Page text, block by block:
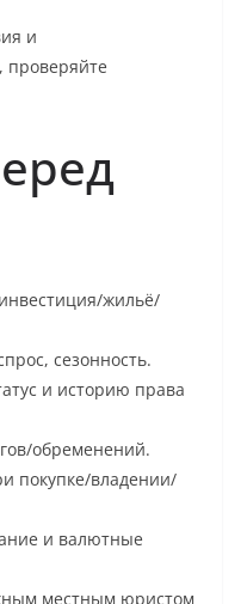
и
проверяйте
жильё/
сезонность.
и историю права
обременений.
покупке/владении/
и валютные
местным юристом